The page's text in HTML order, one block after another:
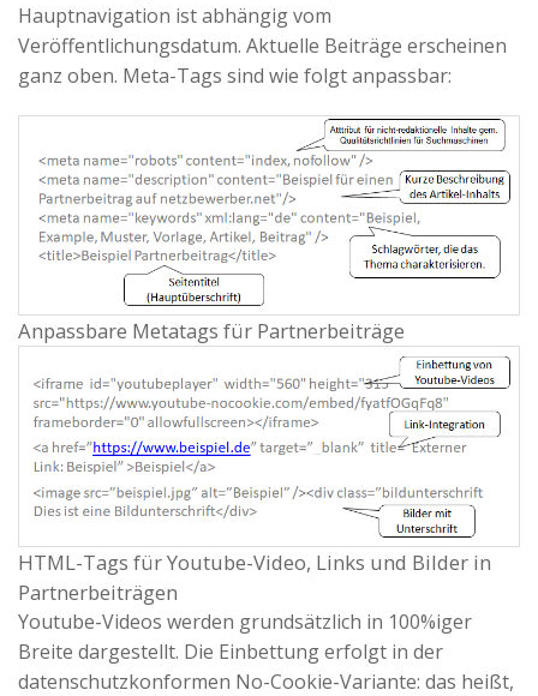
Hauptnavigation ist abhängig vom
Veröffentlichungsdatum. Aktuelle Beiträge erscheinen
ganz oben. Meta-Tags sind wie folgt anpassbar:
Anpassbare Metatags für Partnerbeiträge
HTML-Tags für Youtube-Video, Links und Bilder in
Partnerbeiträgen
Youtube-Videos werden grundsätzlich in 100%iger
Breite dargestellt. Die Einbettung erfolgt in der
datenschutzkonformen No-Cookie-Variante: das heißt,